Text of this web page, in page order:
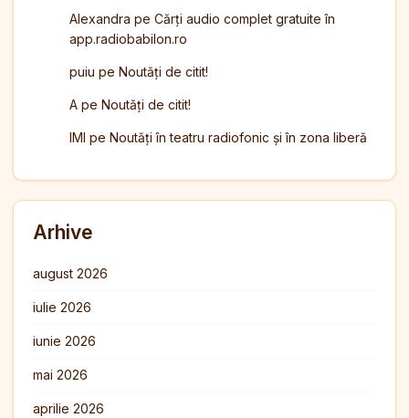
Alexandra pe Cărți audio complet gratuite în
app.radiobabilon.ro
puiu pe Noutăți de citit!
A pe Noutăți de citit!
IMI pe Noutăți în teatru radiofonic și în zona liberă
Arhive
august 2026
iulie 2026
iunie 2026
mai 2026
aprilie 2026